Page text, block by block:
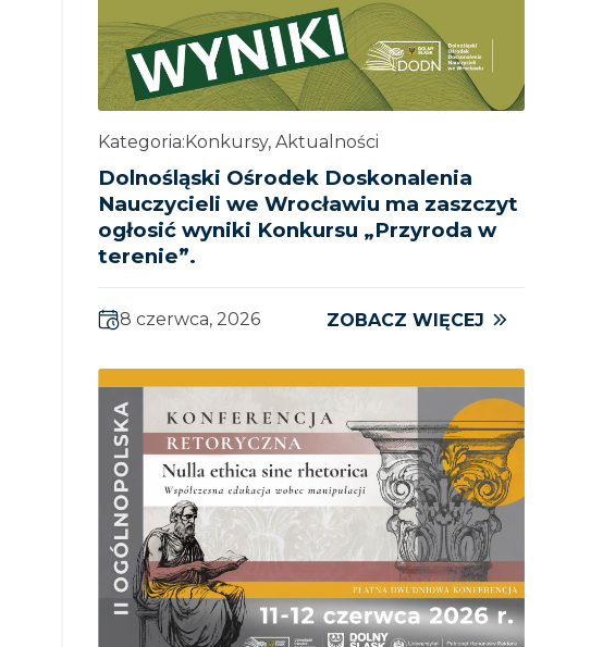
Kategoria: Konkursy, Aktualności
Dolnośląski Ośrodek Doskonalenia
Nauczycieli we Wrocławiu ma zaszczyt
ogłosić wyniki Konkursu „Przyroda w
terenie”.
8 czerwca, 2026 ZOBACZ WIĘCEJ